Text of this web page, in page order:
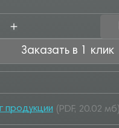
Заказать в 1 клик
продукции (PDF, 20.02 мб)